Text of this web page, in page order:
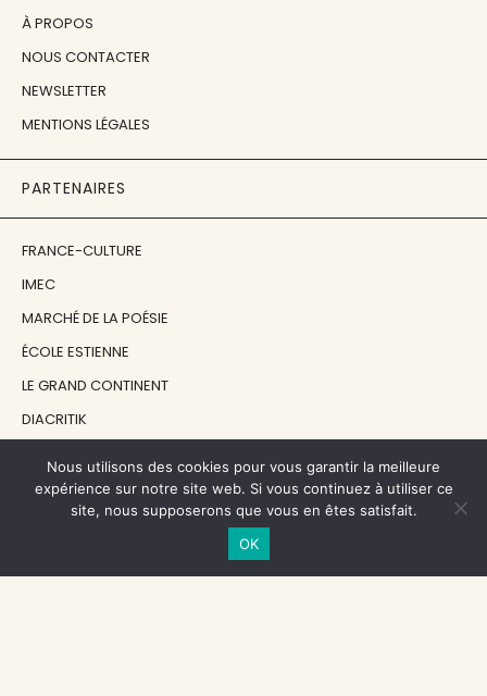
À PROPOS
NOUS CONTACTER
NEWSLETTER
MENTIONS LÉGALES
PARTENAIRES
FRANCE-CULTURE
IMEC
MARCHÉ DE LA POÉSIE
ÉCOLE ESTIENNE
LE GRAND CONTINENT
DIACRITIK
NOS SOUTIENS
CENTRE NATIONAL DU LIVRE
Nous utilisons des cookies pour vous garantir la meilleure
expérience sur notre site web. Si vous continuez à utiliser ce
site, nous supposerons que vous en êtes satisfait.
OK